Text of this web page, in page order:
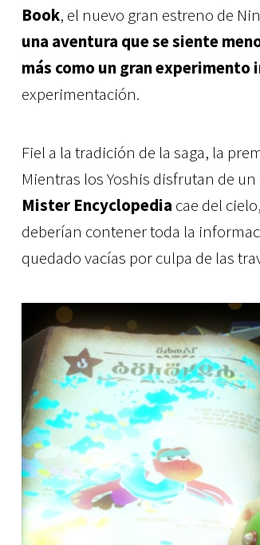
Book, el nuevo gran estreno de
una aventura que se siente
más como un gran
experimentación.
Fiel a la tradición de la saga, la
Mientras los Yoshis disfrutan de
Mister Encyclopedia cae del
deberían contener toda la
quedado vacías por culpa de las